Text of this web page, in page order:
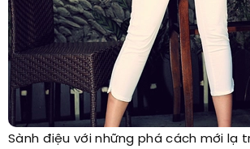
Sành điệu với những phá cách mới lạ